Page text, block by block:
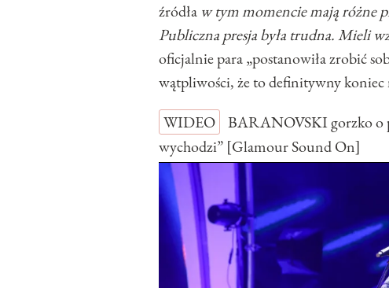
źródła wtym momencie mają różne
Publiczna presja była trudna. Mieli
oficjalnie para „postanowiła zrobić
wątpliwości, że to definitywny koniec
WIDEO
BARANOVSKI gorzko o
wychodzi” [Glamour Sound On]